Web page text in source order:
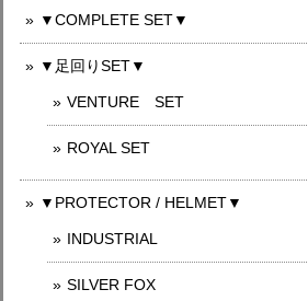
▼COMPLETE SET▼
▼足回りSET▼
VENTURE SET
ROYAL SET
▼PROTECTOR / HELMET▼
INDUSTRIAL
SILVER FOX